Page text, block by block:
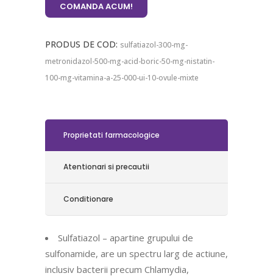
COMANDA ACUM!
PRODUS DE COD: sulfatiazol-300-mg-
metronidazol-500-mg-acid-boric-50-mg-nistatin-
100-mg-vitamina-a-25-000-ui-10-ovule-mixte
Proprietati farmacologice
Atentionari si precautii
Conditionare
Sulfatiazol – apartine grupului de
sulfonamide, are un spectru larg de actiune,
inclusiv bacterii precum Chlamydia,